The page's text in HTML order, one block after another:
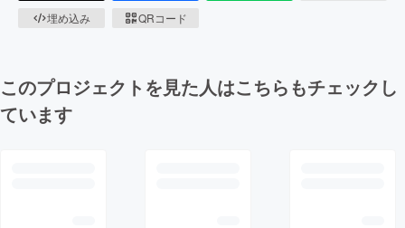
埋め込み
QRコード
このプロジェクトを見た人はこちらもチェックし
ています